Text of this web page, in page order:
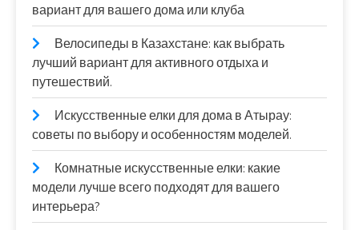
вариант для вашего дома или клуба
Велосипеды в Казахстане: как выбрать
лучший вариант для активного отдыха и
путешествий.
Искусственные елки для дома в Атырау:
советы по выбору и особенностям моделей.
Комнатные искусственные елки: какие
модели лучше всего подходят для вашего
интерьера?